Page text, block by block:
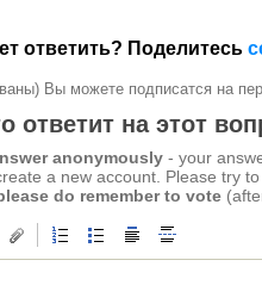
ответить? Поделитесь
Вы можете подписатся на
ответит на этот
anonymously - your
a new account. Please try
do remember to vote